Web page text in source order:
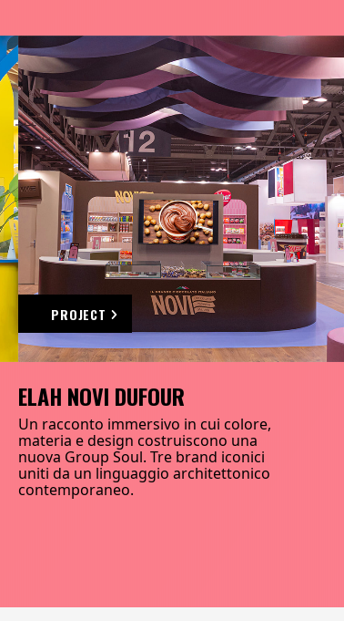
PROJECT
ELAH NOVI DUFOUR
Un racconto immersivo in cui colore,
materia e design costruiscono una
nuova Group Soul. Tre brand iconici
uniti da un linguaggio architettonico
contemporaneo.